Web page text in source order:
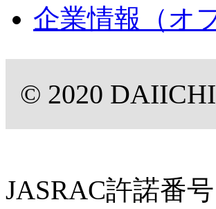
企業情報（オ
© 2020
JASRAC許諾番号